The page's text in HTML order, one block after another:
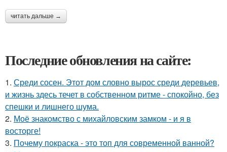
читать дальше →
Последние обновления на сайте:
1. Среди сосен. Этот дом словно вырос среди деревьев,
и жизнь здесь течет в собственном ритме - спокойно, без
спешки и лишнего шума.
2. Моё знакомство с михайловским замком - и я в
восторге!
3. Почему покраска - это топ для современной ванной?